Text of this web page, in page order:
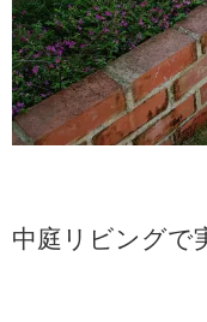
中庭リビングで